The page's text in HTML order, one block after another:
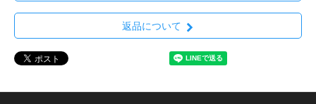
返品について